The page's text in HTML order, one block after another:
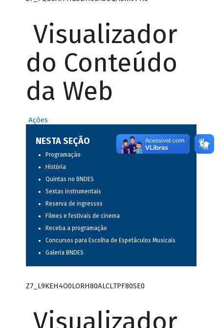
Visualizador
do Conteúdo
da Web
Ações
NESTA SEÇÃO
Programação
História
Quintas no BNDES
Sextas instrumentais
Reserva de ingressos
Filmes e festivais de cinema
Receba a programação
Concursos para Escolha de Espetáculos Musicais
Galeria BNDES
Z7_L9KEH4O0LORH80ALCLTPF80SE0
Visualizador